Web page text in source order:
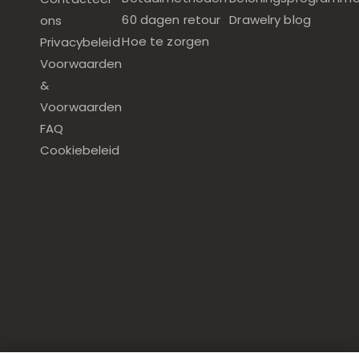
ons
Privacybeleid
Voorwaarden
&
Voorwaarden
FAQ
Cookiebeleid
60 dagen retour
Hoe te zorgen
Drawelry blog